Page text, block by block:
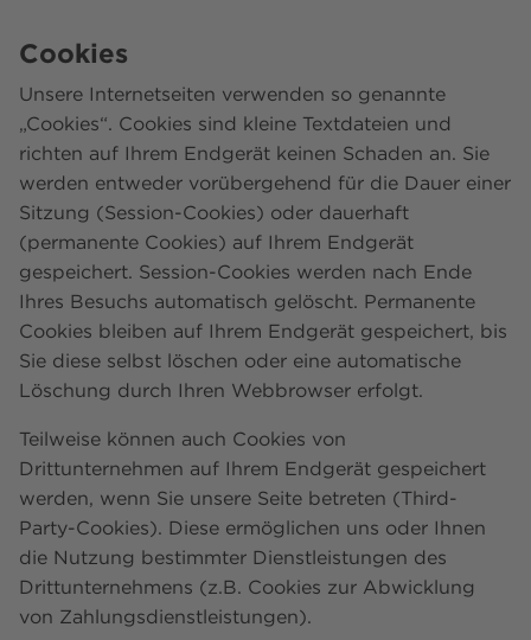
Cookies
Unsere Internetseiten verwenden so genannte
„Cookies“. Cookies sind kleine Textdateien und
richten auf Ihrem Endgerät keinen Schaden an. Sie
werden entweder vorübergehend für die Dauer einer
Sitzung (Session-Cookies) oder dauerhaft
(permanente Cookies) auf Ihrem Endgerät
gespeichert. Session-Cookies werden nach Ende
Ihres Besuchs automatisch gelöscht. Permanente
Cookies bleiben auf Ihrem Endgerät gespeichert, bis
Sie diese selbst löschen oder eine automatische
Löschung durch Ihren Webbrowser erfolgt.
Teilweise können auch Cookies von
Drittunternehmen auf Ihrem Endgerät gespeichert
werden, wenn Sie unsere Seite betreten (Third-
Party-Cookies). Diese ermöglichen uns oder Ihnen
die Nutzung bestimmter Dienstleistungen des
Drittunternehmens (z.B. Cookies zur Abwicklung
von Zahlungsdienstleistungen).